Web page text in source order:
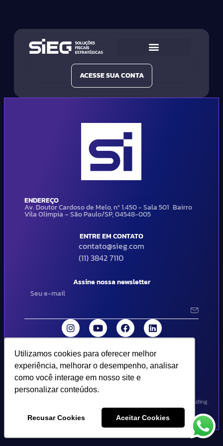
Utilizamos cookies para oferecer melhor
experiência, melhorar o desempenho, analisar
como você interage em nosso site e
personalizar conteúdos.
Recusar Cookies Aceitar Cookies
Utilizamos cookies para oferecer melhor
experiência, melhorar o desempenho, analisar
como você interage em nosso site e
personalizar conteúdos.
Recusar Cookies Aceitar Cookies
ACESSE SUA CONTA
ENDEREÇO
Av. Doutor Cardoso de Melo, nº 1.450 - Sala 501 Bairro
Vila Olimpia – São Paulo/SP, 04548-005
ENTRE EM CONTATO
contato@sieg.com
(11) 3842 7110
Assine nossa newsletter
© 2024 SIEG Soluções Fiscais Estratégicas. Todos os direitos
reservados | Termos de uso e política de privacidade..
Design por Empória Branding.